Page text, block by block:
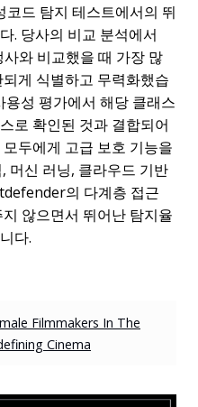
드 탐지 테스트에서의 뛰
. 당사의 비교 분석에서
와 비교했을 때 가장 많
게 식별하고 무력화했습
성 평가에서 해당 클래스
로 확인된 것과 결합되어
두에게 고급 보호 기능을
머신 러닝, 클라우드 기반
의 다계층 접근
않으면서 뛰어난 탐지율
다.
Filmmakers In The
Cinema